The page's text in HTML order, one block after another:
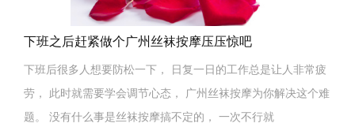
下班之后赶紧做个广州丝袜按摩压压惊吧
下班后很多人想要防松一下， 日复一日的工作总是让人非常疲
劳， 此时就需要学会调节心态， 广州丝袜按摩为你解决这个难
题。 没有什么事是丝袜按摩搞不定的， 一次不行就